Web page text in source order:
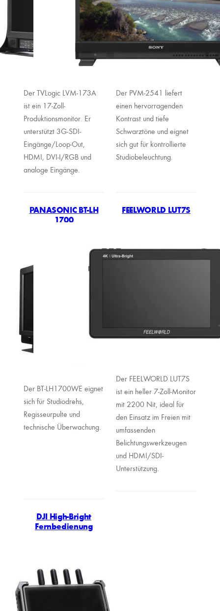
Der TVLogic LVM-173A
ist ein 17-Zoll-
Produktionsmonitor. Er
unterstützt 3G-SDI-
Eingänge/Loop-Out,
HDMI, DVI-I/RGB und
analoge Eingänge.
Der PVM-2541 liefert
einen hervorragenden
Kontrast und tiefe
Schwarztöne und eignet
sich gut für kontrollierte
Studiobeleuchtung.
PANASONIC BT-LH
1700
Der BT-LH1700WE eignet
sich für Studiodrehs,
Regisseurpulte und
technische Überwachung.
FEELWORLD LUT7S
Der FEELWORLD LUT7S
ist ein heller 7-Zoll-Monitor
mit 2200 Nit, ideal für
den Einsatz im Freien mit
umfassenden
Belichtungswerkzeugen
und HDMI/SDI-
Unterstützung.
DJI High-Bright
Fernbedienung